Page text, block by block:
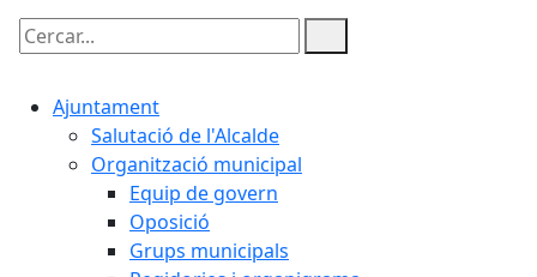
Cercar:
Ajuntament
Salutació de l'Alcalde
Organització municipal
Equip de govern
Oposició
Grups municipals